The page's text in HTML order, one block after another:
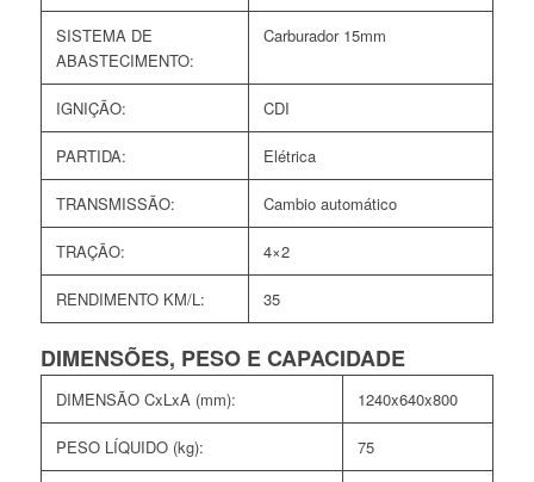
SISTEMA DE
ABASTECIMENTO:
Carburador 15mm
IGNIÇÃO: CDI
PARTIDA: Elétrica
TRANSMISSÃO: Cambio automático
TRAÇÃO: 4×2
RENDIMENTO KM/L: 35
DIMENSÕES, PESO E CAPACIDADE
DIMENSÃO CxLxA (mm): 1240x640x800
PESO LÍQUIDO (kg): 75